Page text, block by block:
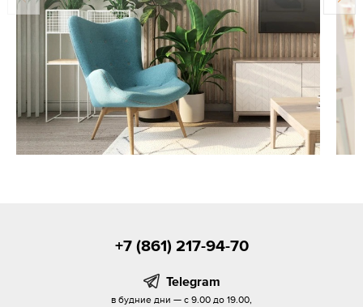
+7 (861) 217-94-70
Telegram
в будние дни — с 9.00 до 19.00,